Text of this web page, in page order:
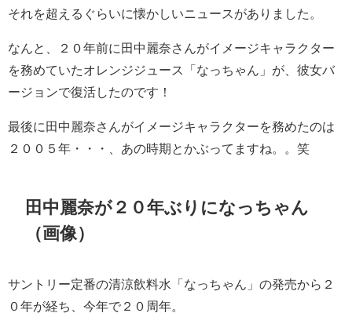
それを超えるぐらいに懐かしいニュースがありました。
なんと、２０年前に田中麗奈さんがイメージキャラクター
を務めていたオレンジジュース「なっちゃん」が、彼女バ
ージョンで復活したのです！
最後に田中麗奈さんがイメージキャラクターを務めたのは
２００５年・・・、あの時期とかぶってますね。。笑
田中麗奈が２０年ぶりになっちゃん
（画像）
サントリー定番の清涼飲料水「なっちゃん」の発売から２
０年が経ち、今年で２０周年。